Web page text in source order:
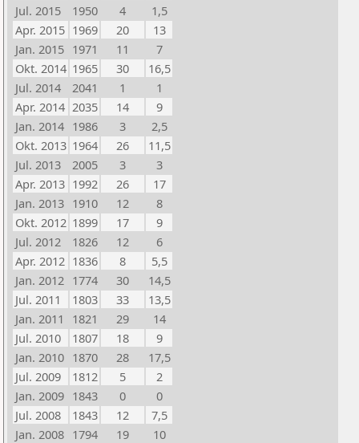
Jul. 2015
1950 4
1,5
Apr. 2015 1969 20
13
Jan. 2015 1971 11
7
Okt. 2014 1965 30
16,5
Jul. 2014
2041 1
1
Apr. 2014 2035 14
9
Jan. 2014 1986 3
2,5
Okt. 2013 1964 26
11,5
Jul. 2013
2005 3
3
Apr. 2013 1992 26
17
Jan. 2013 1910 12
8
Okt. 2012 1899 17
9
Jul. 2012
1826 12
6
Apr. 2012 1836 8
5,5
Jan. 2012 1774 30
14,5
Jul. 2011
1803 33
13,5
Jan. 2011
1821 29
14
Jul. 2010
1807 18
9
Jan. 2010 1870 28
17,5
Jul. 2009
1812 5
2
Jan. 2009 1843 0
0
Jul. 2008
1843 12
7,5
Jan. 2008 1794 19
10